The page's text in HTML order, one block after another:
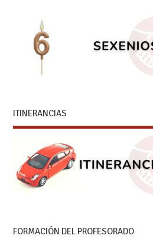
ITINERANCIAS
FORMACIÓN DEL PROFESORADO